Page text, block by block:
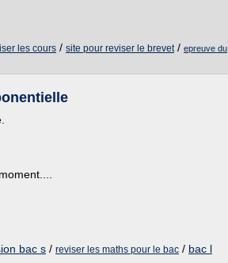
les cours / site pour reviser le brevet/ epreuve du
bac s / reviser les maths pour le bac / bac l